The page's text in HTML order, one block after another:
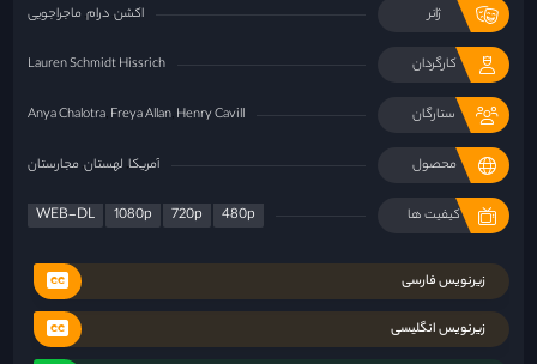
ژانر اکشن درام ماجراجویی
کارگردان Lauren Schmidt Hissrich
ستارگان Anya Chalotra Freya Allan Henry Cavill
محصول آمریکا لهستان مجارستان
کیفیت ها WEB-DL 1080p 720p 480p
زیرنویس فارسی
زیرنویس انگلیسی